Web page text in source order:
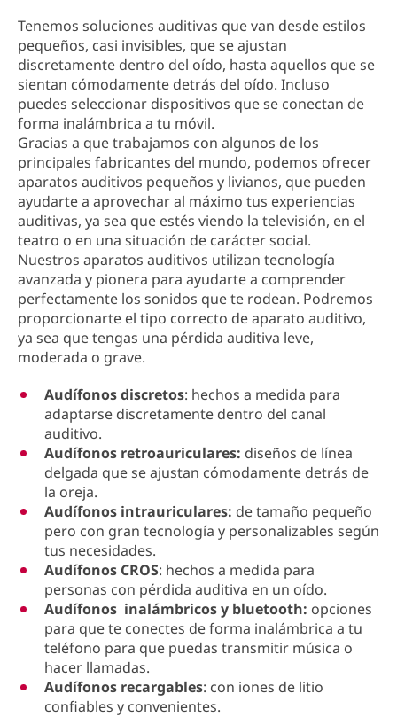
Tenemos soluciones auditivas que van desde estilos
pequeños, casi invisibles, que se ajustan
discretamente dentro del oído, hasta aquellos que se
sientan cómodamente detrás del oído. Incluso
puedes seleccionar dispositivos que se conectan de
forma inalámbrica a tu móvil.
Gracias a que trabajamos con algunos de los
principales fabricantes del mundo, podemos ofrecer
aparatos auditivos pequeños y livianos, que pueden
ayudarte a aprovechar al máximo tus experiencias
auditivas, ya sea que estés viendo la televisión, en el
teatro o en una situación de carácter social.
Nuestros aparatos auditivos utilizan tecnología
avanzada y pionera para ayudarte a comprender
perfectamente los sonidos que te rodean. Podremos
proporcionarte el tipo correcto de aparato auditivo,
ya sea que tengas una pérdida auditiva leve,
moderada o grave.
Audífonos discretos: hechos a medida para
adaptarse discretamente dentro del canal
auditivo.
Audífonos retroauriculares: diseños de línea
delgada que se ajustan cómodamente detrás de
la oreja.
Audífonos intrauriculares: de tamaño pequeño
pero con gran tecnología y personalizables según
tus necesidades.
Audífonos CROS: hechos a medida para
personas con pérdida auditiva en un oído.
Audífonos inalámbricos y bluetooth: opciones
para que te conectes de forma inalámbrica a tu
teléfono para que puedas transmitir música o
hacer llamadas.
Audífonos recargables: con iones de litio
confiables y convenientes.